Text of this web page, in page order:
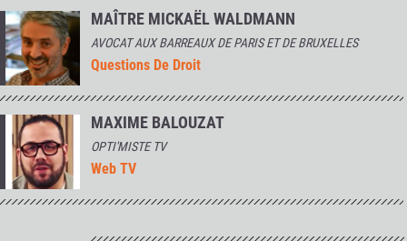
MAÎTRE MICKAËL WALDMANN
AVOCAT AUX BARREAUX DE PARIS ET DE BRUXELLES
Questions De Droit
MAXIME BALOUZAT
OPTI'MISTE TV
Web TV